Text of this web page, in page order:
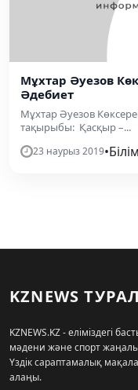
Мұхтар Әуезов
Әдебиет
Мұхтар Әуезов
тақырыбы: Қасқыр –...
23 наурыз 2019•Білім
KZNEWS
KZNEWS.KZ - еліміздегі
мәдени және спорт
Үздік сараптамалық
алаңы.